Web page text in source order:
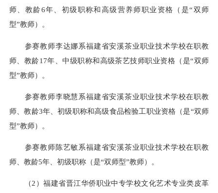
师、教龄6年、初级职称和高级营养师职业资格（是“双师
型”教师）。
参赛教师李达娜系福建省安溪茶业职业技术学校在职教
师、教龄17年、中级职称和高级茶艺技师职业资格（是“双师
型”教师）。
参赛教师李晓慧系福建省安溪茶业职业技术学校在职教
师、教龄3年、初级职称和高级食品检验工职业资格（是“双师
型”教师）。
参赛教师陈艺敏系福建省安溪茶业职业技术学校在职教
师、教龄5年、初级职称（是“双师型”教师）。
（2）福建省晋江华侨职业中专学校文化艺术专业类皮革